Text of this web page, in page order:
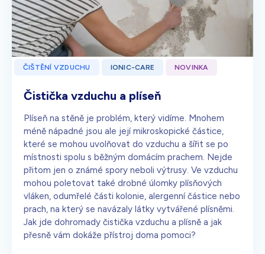
ČIŠTĚNÍ VZDUCHU IONIC-CARE NOVINKA
Čistička vzduchu a plíseň
Plíseň na stěně je problém, který vidíme. Mnohem
méně nápadné jsou ale její mikroskopické částice,
které se mohou uvolňovat do vzduchu a šířit se po
místnosti spolu s běžným domácím prachem. Nejde
přitom jen o známé spory neboli výtrusy. Ve vzduchu
mohou poletovat také drobné úlomky plísňových
vláken, odumřelé části kolonie, alergenní částice nebo
prach, na který se navázaly látky vytvářené plísněmi.
Jak jde dohromady čistička vzduchu a plísně a jak
přesně vám dokáže přístroj doma pomoci?